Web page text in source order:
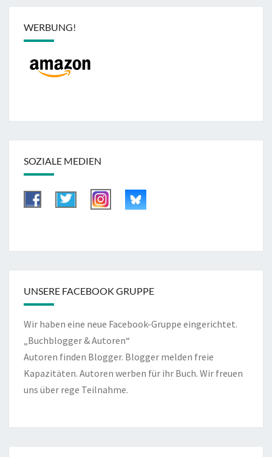
WERBUNG!
SOZIALE MEDIEN
UNSERE FACEBOOK GRUPPE
Wir haben eine neue Facebook-Gruppe eingerichtet.
„Buchblogger & Autoren“
Autoren finden Blogger. Blogger melden freie
Kapazitäten. Autoren werben für ihr Buch. Wir freuen
uns über rege Teilnahme.